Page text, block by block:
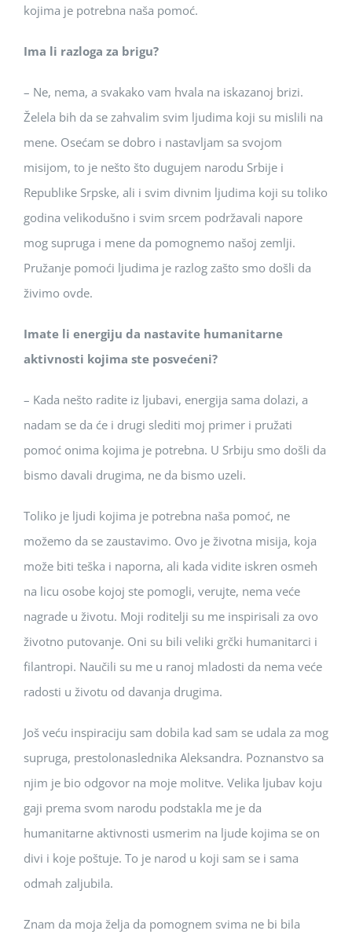
kojima je potrebna naša pomoć.
Ima li razloga za brigu?
– Ne, nema, a svakako vam hvala na iskazanoj brizi.
Želela bih da se zahvalim svim ljudima koji su mislili na
mene. Osećam se dobro i nastavljam sa svojom
misijom, to je nešto što dugujem narodu Srbije i
Republike Srpske, ali i svim divnim ljudima koji su toliko
godina velikodušno i svim srcem podržavali napore
mog supruga i mene da pomognemo našoj zemlji.
Pružanje pomoći ljudima je razlog zašto smo došli da
živimo ovde.
Imate li energiju da nastavite humanitarne
aktivnosti kojima ste posvećeni?
– Kada nešto radite iz ljubavi, energija sama dolazi, a
nadam se da će i drugi slediti moj primer i pružati
pomoć onima kojima je potrebna. U Srbiju smo došli da
bismo davali drugima, ne da bismo uzeli.
Toliko je ljudi kojima je potrebna naša pomoć, ne
možemo da se zaustavimo. Ovo je životna misija, koja
može biti teška i naporna, ali kada vidite iskren osmeh
na licu osobe kojoj ste pomogli, verujte, nema veće
nagrade u životu. Moji roditelji su me inspirisali za ovo
životno putovanje. Oni su bili veliki grčki humanitarci i
filantropi. Naučili su me u ranoj mladosti da nema veće
radosti u životu od davanja drugima.
Još veću inspiraciju sam dobila kad sam se udala za mog
supruga, prestolonaslednika Aleksandra. Poznanstvo sa
njim je bio odgovor na moje molitve. Velika ljubav koju
gaji prema svom narodu podstakla me je da
humanitarne aktivnosti usmerim na ljude kojima se on
divi i koje poštuje. To je narod u koji sam se i sama
odmah zaljubila.
Znam da moja želja da pomognem svima ne bi bila